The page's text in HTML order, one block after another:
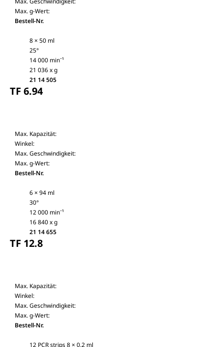
Max. g-Wert:
Bestell-Nr.
8 × 50 ml
25°
14 000 min⁻¹
21 036 x g
21 14 505
TF 6.94
Max. Kapazität:
Winkel:
Max. Geschwindigkeit:
Max. g-Wert:
Bestell-Nr.
6 × 94 ml
30°
12 000 min⁻¹
16 840 x g
21 14 655
TF 12.8
Max. Kapazität:
Winkel:
Max. Geschwindigkeit:
Max. g-Wert:
Bestell-Nr.
12 PCR strips 8 × 0,2 ml